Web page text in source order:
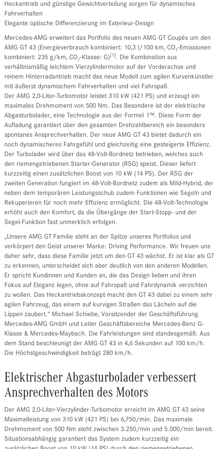
Heckantrieb und günstige Gewichtverteilung sorgen für dynamisches
Fahrverhalten
Elegante optische Differenzierung im Exterieur-Design
Mercedes-AMG erweitert das Portfolio des neuen AMG GT Coupés um den
AMG GT 43 (Energieverbrauch kombiniert: 10,3 l/100 km, CO₂-Emissionen
kombiniert: 235 g/km, CO₂-Klasse: G) [1] . Die Kombination aus
verhältnismäßig leichtem Vierzylindermotor auf der Vorderachse und
reinem Hinterradantrieb macht das neue Modell zum agilen Kurvenkünstler
mit äußerst dynamischem Fahrverhalten und viel Fahrspaß.
Der AMG 2,0-Liter-Turbomotor leistet 310 kW (421 PS) und erzeugt ein
maximales Drehmoment von 500 Nm. Das Besondere ist der elektrische
Abgasturbolader, eine Technologie aus der Formel 1™. Diese Form der
Aufladung garantiert über den gesamten Drehzahlbereich ein besonders
spontanes Ansprechverhalten. Der neue AMG GT 43 bietet dadurch ein
noch dynamischeres Fahrgefühl und gleichzeitig eine gesteigerte Effizienz.
Der Turbolader wird über das 48-Volt-Bordnetz betrieben, welches auch
den riemengetriebenen Starter-Generator (RSG) speist. Dieser liefert
kurzzeitig einen zusätzlichen Boost von 10 kW (14 PS). Der RSG der
zweiten Generation fungiert im 48-Volt-Bordnetz zudem als Mild-Hybrid, der
neben dem temporären Leistungsschub zudem Funktionen wie Segeln und
Rekuperieren für noch mehr Effizienz ermöglicht. Die 48-Volt-Technologie
erhöht auch den Komfort, da die Übergänge der Start-Stopp- und der
Segel-Funktion fast unmerklich erfolgen.
„Unsere AMG GT Familie steht an der Spitze unseres Portfolios und
verkörpert den Geist unserer Marke: Driving Performance. Wir freuen uns
daher sehr, dass diese Familie jetzt um den GT 43 wächst. Er ist klar als GT
zu erkennen, unterscheidet sich aber deutlich von den anderen Modellen.
Er spricht Kundinnen und Kunden an, die das Design lieben und ihren
Fokus auf Eleganz legen, ohne auf Fahrspaß und Fahrdynamik verzichten
zu wollen. Das Heckantriebskonzept macht den GT 43 dabei zu einem sehr
agilen Fahrzeug, das einem auf kurvigen Straßen das Lächeln auf die
Lippen zaubert.“ Michael Schiebe, Vorsitzender der Geschäftsführung
Mercedes-AMG GmbH und Leiter Geschäftsbereiche Mercedes-Benz G-
Klasse & Mercedes-Maybach. Die Fahrleistungen sind standesgemäß: Aus
dem Stand beschleunigt der AMG GT 43 in 4,6 Sekunden auf 100 km/h.
Die Höchstgeschwindigkeit beträgt 280 km/h.
Elektrischer Abgasturbolader verbessert
Ansprechverhalten des Motors
Der AMG 2,0-Liter-Vierzylinder-Turbomotor erreicht im AMG GT 43 seine
Maximalleistung von 310 kW (421 PS) bei 6,750/min. Das maximale
Drehmoment von 500 Nm steht zwischen 3.250/min und 5.000/min bereit.
Situationsabhängig garantiert das System zudem kurzzeitig ein